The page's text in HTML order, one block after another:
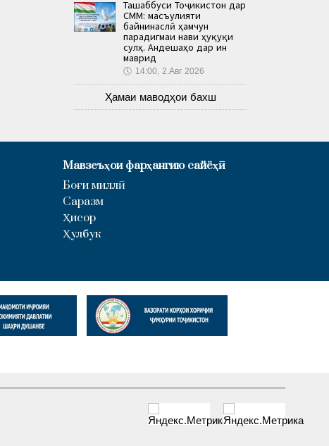
Ташаббуси Тоҷикистон дар
СММ: масъулияти
байнинаслӣ ҳамчун
парадигмаи нави ҳуқуқи
сулҳ. Андешаҳо дар ин
маврид
🕔 14:00, 2.Авг 2026
Ҳамаи маводҳои бахш
Мавзеъҳои фарҳангию сайёҳӣ
Боғи миллӣ
Саразм
Ҳисор
Ҳулбук